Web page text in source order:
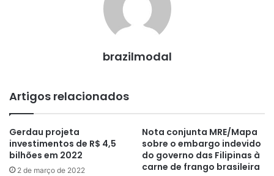
brazilmodal
Artigos relacionados
Gerdau projeta
investimentos de R$ 4,5
bilhões em 2022
2 de março de 2022
Nota conjunta MRE/Mapa
sobre o embargo indevido
do governo das Filipinas à
carne de frango brasileira